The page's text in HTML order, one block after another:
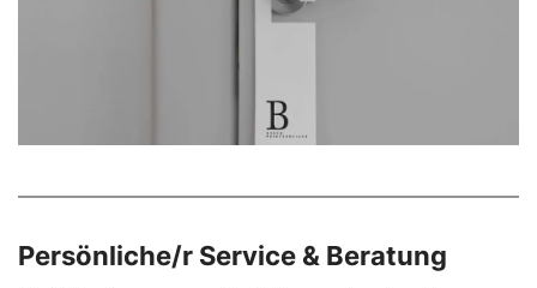
Persönliche/r Service & Beratung